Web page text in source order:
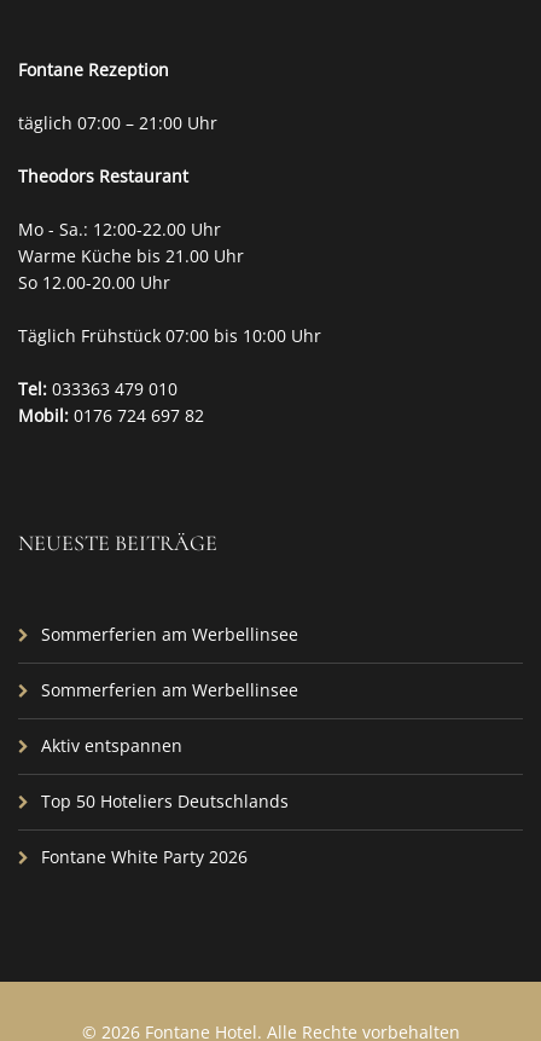
Fontane Rezeption
täglich 07:00 – 21:00 Uhr
Theodors Restaurant
Mo - Sa.: 12:00-22.00 Uhr
Warme Küche bis 21.00 Uhr
So 12.00-20.00 Uhr
Täglich Frühstück 07:00 bis 10:00 Uhr
Tel: 033363 479 010
Mobil: 0176 724 697 82
NEUESTE BEITRÄGE
Sommerferien am Werbellinsee
Sommerferien am Werbellinsee
Aktiv entspannen
Top 50 Hoteliers Deutschlands
Fontane White Party 2026
© 2026 Fontane Hotel. Alle Rechte vorbehalten